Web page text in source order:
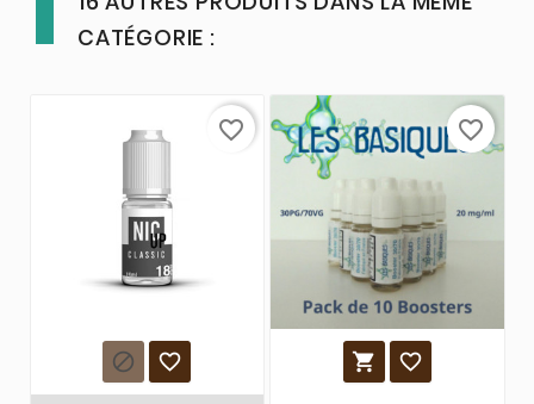
CATÉGORIE :
 
favorite_border
 
favorite_border